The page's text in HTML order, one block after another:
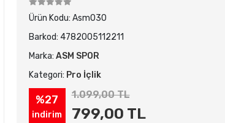
Ürün Kodu: Asm030
Barkod: 4782005112211
Marka: ASM SPOR
Kategori: Pro İçlik
%27
indirim
1.099,00 TL
799,00 TL